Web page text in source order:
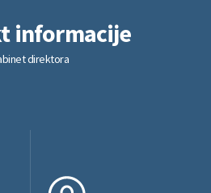
informacije
direktora